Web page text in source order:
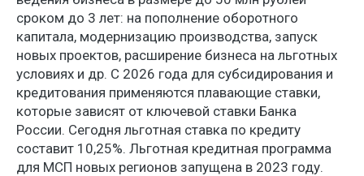
сроком до 3 лет: на пополнение оборотного
капитала, модернизацию производства, запуск
новых проектов, расширение бизнеса на льготных
условиях и др. С 2026 года для субсидирования и
кредитования применяются плавающие ставки,
которые зависят от ключевой ставки Банка
России. Сегодня льготная ставка по кредиту
составит 10,25%. Льготная кредитная программа
для МСП новых регионов запущена в 2023 году.